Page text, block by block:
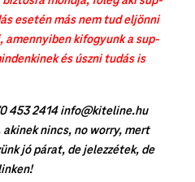
esetén más nem tud eljönni
kifogyunk a sup-
és úszni tudás is
453 2414 info@kiteline.hu
akinek nincs, no worry, mert
jó párat, de jelezzétek, de